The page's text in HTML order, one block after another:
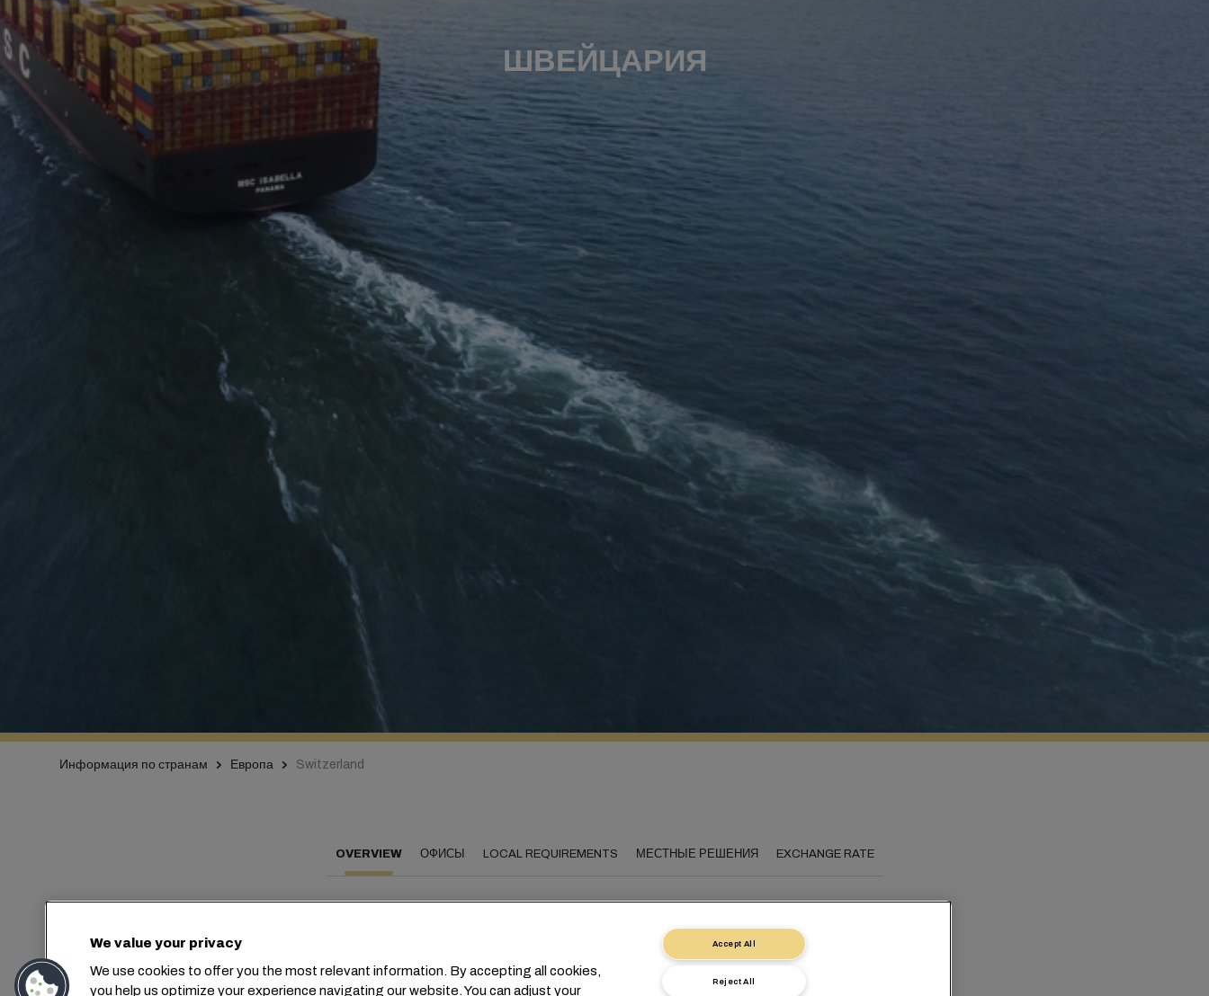
ШВЕЙЦАРИЯ
Информация по странам Европа Switzerland
OVERVIEW ОФИСЫ LOCAL REQUIREMENTS МЕСТНЫЕ РЕШЕНИЯ EXCHANGE RATE
Соединяя Швейцарию со всем
We value your privacy
We use cookies to offer you the most relevant information. By accepting all cookies,
you help us optimize your experience navigating our website. You can adjust your
Accept All
Reject All